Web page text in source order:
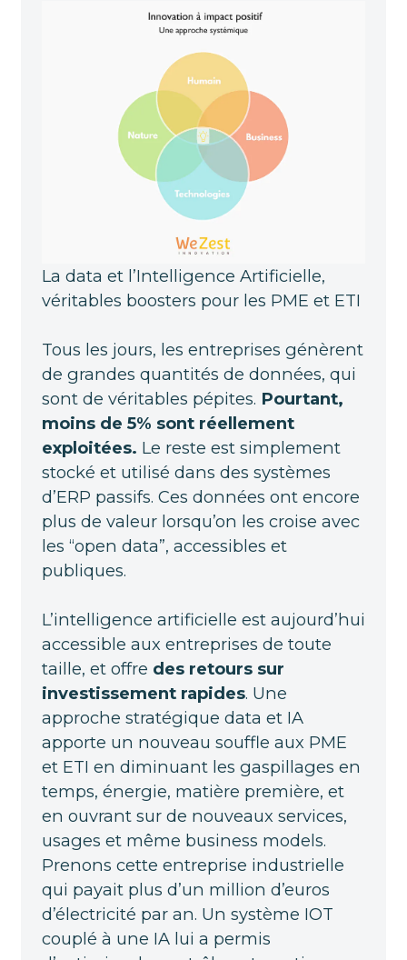
La data et l’Intelligence Artificielle,
véritables boosters pour les PME et ETI
Tous les jours, les entreprises génèrent
de grandes quantités de données, qui
sont de véritables pépites. Pourtant,
moins de 5% sont réellement
exploitées. Le reste est simplement
stocké et utilisé dans des systèmes
d’ERP passifs. Ces données ont encore
plus de valeur lorsqu’on les croise avec
les “open data”, accessibles et
publiques.
L’intelligence artificielle est aujourd’hui
accessible aux entreprises de toute
taille, et offre des retours sur
investissement rapides. Une
approche stratégique data et IA
apporte un nouveau souffle aux PME
et ETI en diminuant les gaspillages en
temps, énergie, matière première, et
en ouvrant sur de nouveaux services,
usages et même business models.
Prenons cette entreprise industrielle
qui payait plus d’un million d’euros
d’électricité par an. Un système IOT
couplé à une IA lui a permis